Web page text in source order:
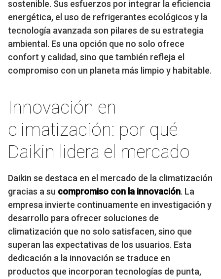
sostenible. Sus esfuerzos por integrar la eficiencia
energética, el uso de refrigerantes ecológicos y la
tecnología avanzada son pilares de su estrategia
ambiental. Es una opción que no solo ofrece
confort y calidad, sino que también refleja el
compromiso con un planeta más limpio y habitable.
Innovación en
climatización: por qué
Daikin lidera el mercado
Daikin se destaca en el mercado de la climatización
gracias a su compromiso con la innovación. La
empresa invierte continuamente en investigación y
desarrollo para ofrecer soluciones de
climatización que no solo satisfacen, sino que
superan las expectativas de los usuarios. Esta
dedicación a la innovación se traduce en
productos que incorporan tecnologías de punta,